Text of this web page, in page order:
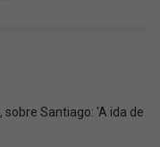
sobre Santiago: 'A ida de